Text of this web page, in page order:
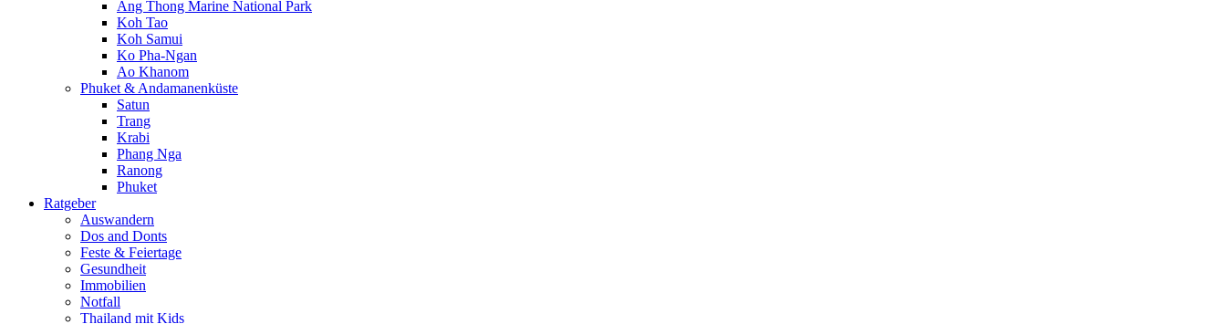
Ang Thong Marine National Park
Koh Tao
Koh Samui
Ko Pha-Ngan
Ao Khanom
Phuket & Andamanenküste
Satun
Trang
Krabi
Phang Nga
Ranong
Phuket
Ratgeber
Auswandern
Dos and Donts
Feste & Feiertage
Gesundheit
Immobilien
Notfall
Thailand mit Kids